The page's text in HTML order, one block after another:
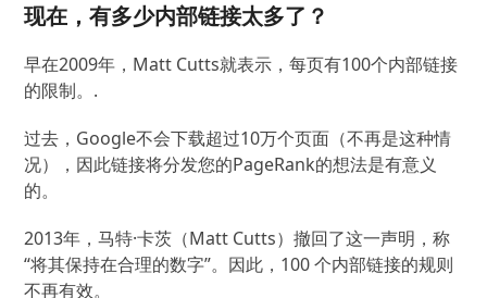
现在，有多少内部链接太多了？
早在2009年，Matt Cutts就表示，每页有100个内部链接
的限制。 .
过去，Google不会下载超过10万个页面（不再是这种情
况），因此链接将分发您的PageRank的想法是有意义
的。
2013年，马特·卡茨（Matt Cutts）撤回了这一声明，称
“将其保持在合理的数字”。 因此，100 个内部链接的规则
不再有效。